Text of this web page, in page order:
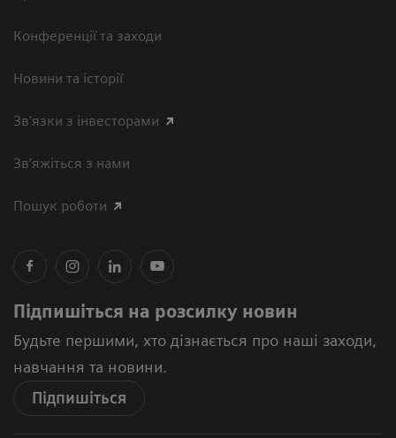
Конференції та заходи
Новини та історії
Зв'язки з інвесторами
Зв’яжіться з нами
Пошук роботи
Підпишіться на розсилку новин
Будьте першими, хто дізнається про наші заходи,
навчання та новини.
Підпишіться